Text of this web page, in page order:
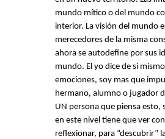
mundo mítico o del mundo
interior. La visión del mundo
merecedores de la misma
ahora se autodefine por sus
mundo. El yo dice de si
emociones, soy mas que
hermano, alumno o jugador
UN persona que piensa
en este nivel tiene que ver
reflexionar, para “descubrir”